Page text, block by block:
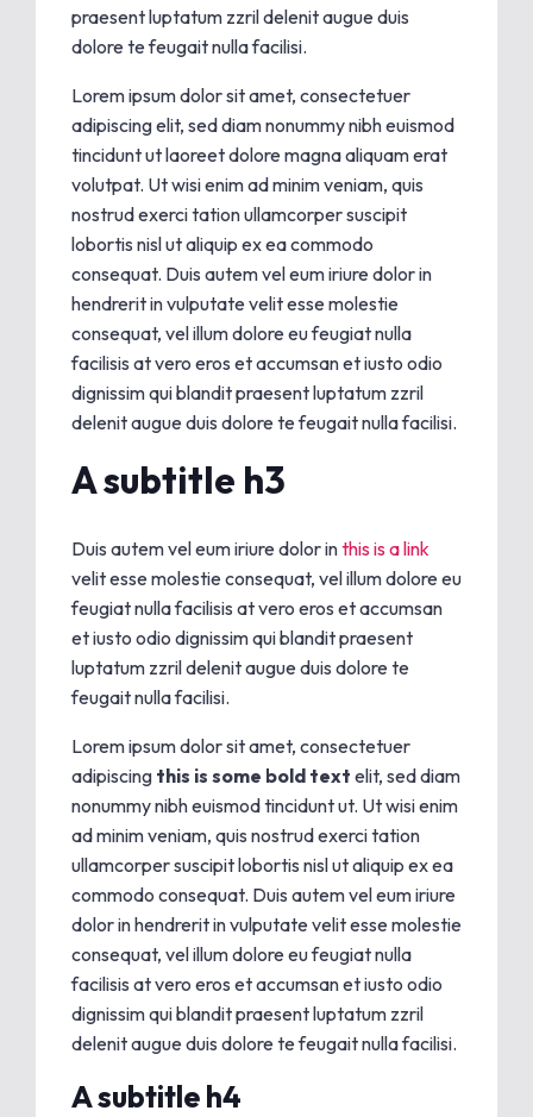
praesent luptatum zzril delenit augue duis
dolore te feugait nulla facilisi.
Lorem ipsum dolor sit amet, consectetuer
adipiscing elit, sed diam nonummy nibh euismod
tincidunt ut laoreet dolore magna aliquam erat
volutpat. Ut wisi enim ad minim veniam, quis
nostrud exerci tation ullamcorper suscipit
lobortis nisl ut aliquip ex ea commodo
consequat. Duis autem vel eum iriure dolor in
hendrerit in vulputate velit esse molestie
consequat, vel illum dolore eu feugiat nulla
facilisis at vero eros et accumsan et iusto odio
dignissim qui blandit praesent luptatum zzril
delenit augue duis dolore te feugait nulla facilisi.
A subtitle h3
Duis autem vel eum iriure dolor inthis is a link
velit esse molestie consequat, vel illum dolore eu
feugiat nulla facilisis at vero eros et accumsan
et iusto odio dignissim qui blandit praesent
luptatum zzril delenit augue duis dolore te
feugait nulla facilisi.
Lorem ipsum dolor sit amet, consectetuer
adipiscing this is some bold text elit, sed diam
nonummy nibh euismod tincidunt ut. Ut wisi enim
ad minim veniam, quis nostrud exerci tation
ullamcorper suscipit lobortis nisl ut aliquip ex ea
commodo consequat. Duis autem vel eum iriure
dolor in hendrerit in vulputate velit esse molestie
consequat, vel illum dolore eu feugiat nulla
facilisis at vero eros et accumsan et iusto odio
dignissim qui blandit praesent luptatum zzril
delenit augue duis dolore te feugait nulla facilisi.
A subtitle h4